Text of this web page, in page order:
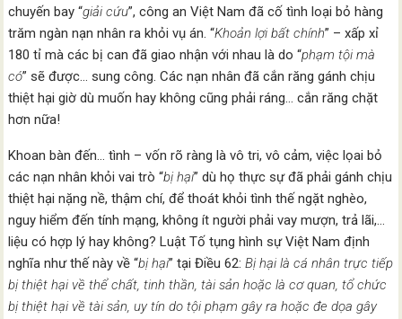
chuyến bay “giải cứu”, công an Việt Nam đã cố tình loại bỏ hàng
trăm ngàn nạn nhân ra khỏi vụ án. “Khoản lợi bất chính” – xấp xỉ
180 tỉ mà các bị can đã giao nhận với nhau là do “phạm tội mà
có” sẽ được… sung công. Các nạn nhân đã cắn răng gánh chịu
thiệt hại giờ dù muốn hay không cũng phải ráng… cắn răng chặt
hơn nữa!
Khoan bàn đến… tình – vốn rõ ràng là vô tri, vô cảm, việc lọai bỏ
các nạn nhân khỏi vai trò “bị hại” dù họ thực sự đã phải gánh chịu
thiệt hại nặng nề, thậm chí, để thoát khỏi tình thế ngặt nghèo,
nguy hiểm đến tính mạng, không ít người phải vay mượn, trả lãi,…
liệu có hợp lý hay không? Luật Tố tụng hình sự Việt Nam định
nghĩa như thế này về “bị hại” tại Điều 62:Bị hại là cá nhân trực tiếp
bị thiệt hại về thể chất, tinh thần, tài sản hoặc là cơ quan, tổ chức
bị thiệt hại về tài sản, uy tín do tội phạm gây ra hoặc đe dọa gây